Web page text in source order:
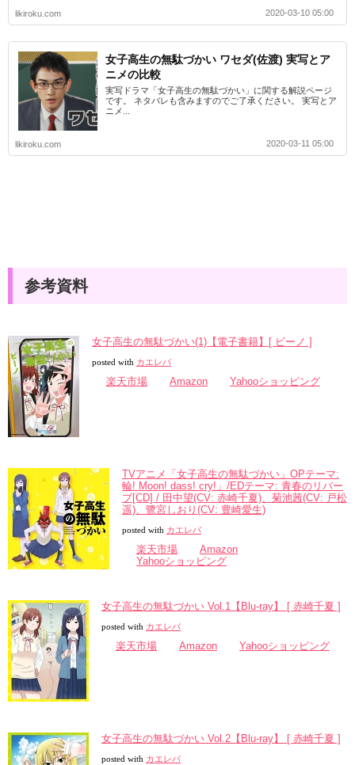
likiroku.com 2020-03-10 05:00
女子高生の無駄づかい ワセダ(佐渡) 実写とア
ニメの比較
実写ドラマ「女子高生の無駄づかい」に関する解説ページ
です。 ネタバレも含みますのでご了承ください。 実写とア
ニメ...
likiroku.com 2020-03-11 05:00
参考資料
女子高生の無駄づかい(1)【電子書籍】[ ビーノ ]
posted with カエレバ
楽天市場 Amazon Yahooショッピング
TVアニメ「女子高生の無駄づかい」OPテーマ:
輪! Moon! dass! cry!」/EDテーマ: 青春のリバー
ブ[CD] / 田中望(CV: 赤崎千夏)、菊池茜(CV: 戸松
遥)、鷺宮しおり(CV: 豊崎愛生)
posted with カエレバ
楽天市場
Amazon
Yahooショッピング
女子高生の無駄づかい Vol.1【Blu-ray】 [ 赤崎千夏 ]
posted with カエレバ
楽天市場 Amazon Yahooショッピング
女子高生の無駄づかい Vol.2【Blu-ray】 [ 赤崎千夏 ]
posted with カエレバ